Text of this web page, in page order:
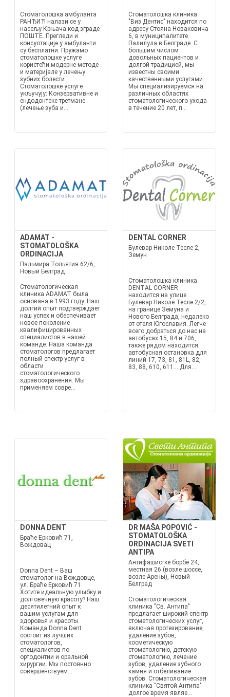
Стоматолошка амбуланта
РАНЂИЋ налази се у
насељу Крњача код зграде
ПОШТЕ. Прегледи и
консултације у амбуланти
су бесплатни. Пружамо
стоматолошке услуге
користећи модерне методе
и материјале у лечењу
зубних болести.
Стоматолошке услуге
укључују: Конзервативне и
ендодонтске третмане
(лечење зуба и...
Стоматолошка клиника
"Виз Дентис" находится по
адресу Стояна Новаковича
6, в муниципалитете
Палилула в Белграде. С
большим числом
довольных пациентов и
долгой традицией, мы
известны своими
качественными услугами.
Мы специализируемся на
различных областях
стоматологического ухода
в течение 20 лет, п...
ADAMAT -
STOMATOLOŠKA
ORDINACIJA
Пальмира Тольятия 62/6,
Новый Белград
Стоматологическая
клиника ADAMAT была
основана в 1993 году. Наш
долгий опыт подтверждает
наш успех и обеспечивает
новое поколение
квалифицированных
специалистов в нашей
команде. Наша команда
стоматологов предлагает
полный спектр услуг в
области
стоматологического
здравоохранения. Мы
применяем совре...
DENTAL CORNER
Булевар Николе Тесле 2,
Земун
Стоматолошка клиника
DENTAL CORNER
находится на улице
Булевар Николе Тесле 2/2,
на границе Земуна и
Нового Белграда, недалеко
от отеля Югославия. Легче
всего добраться до нас на
автобусах 15, 84 и 706,
также рядом находится
автобусная остановка для
линий 17, 73, 81, 81L, 82,
83, 88, 610, 611... Для...
DONNA DENT
Браће Ерковић 71,
Вождовац
Donna Dent – Ваш
стоматолог на Вождовце,
ул. Браће Ерковић 71.
Хотите идеальную улыбку и
долговечную красоту? Наш
десятилетний опыт к
вашим услугам для
здоровья и красоты.
Команда Donna Dent
состоит из лучших
стоматологов,
специалистов по
ортодонтии и оральной
хирургии. Мы постоянно
совершенствуем...
DR MAŠA POPOVIĆ -
STOMATOLOŠKA
ORDINACIJA SVETI
ANTIPA
Антифашистке борбе 24,
местная 26 (возле шоссе,
возле Арены), Новый
Белград
Стоматологическая
клиника "Св. Антипа"
предлагает широкий спектр
стоматологических услуг,
включая протезирование,
удаление зубов,
косметическую
стоматологию, детскую
стоматологию, лечение
зубов, удаление зубного
камня и отбеливание
зубов. Стоматологическая
клиника "Святой Антипа"
долгое время являе...